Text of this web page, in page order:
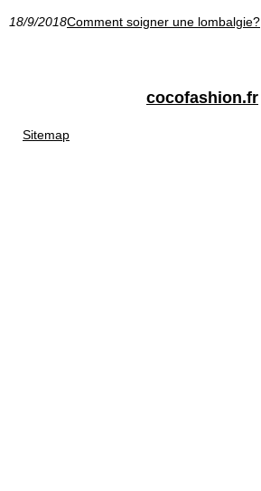
18/9/2018Comment soigner une lombalgie?
cocofashion.fr
Sitemap